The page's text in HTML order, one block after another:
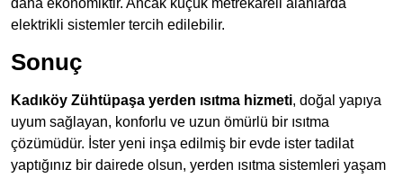
elektrikli sistemler tercih edilebilir.
Sonuç
Kadıköy Zühtüpaşa yerden ısıtma hizmeti, doğal yapıya
uyum sağlayan, konforlu ve uzun ömürlü bir ısıtma
çözümüdür. İster yeni inşa edilmiş bir evde ister tadilat
yaptığınız bir dairede olsun, yerden ısıtma sistemleri yaşam